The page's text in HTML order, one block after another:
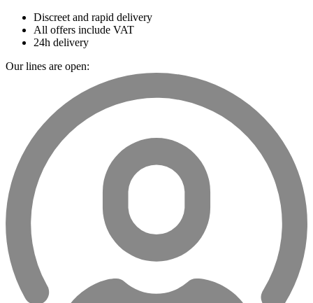
Discreet and rapid delivery
All offers include VAT
24h delivery
Our lines are open: